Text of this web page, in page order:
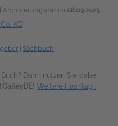
| Archivierungsdatum 08.09.2025
KG
Sachbuch
Dann nutzen Sie dabei
! Weitere Hashtag-